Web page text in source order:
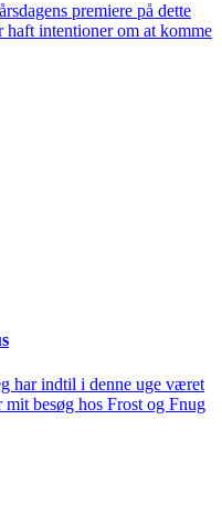
premiere på dette
haft intentioner om at komme
har indtil i denne uge været
besøg hos Frost og Fnug